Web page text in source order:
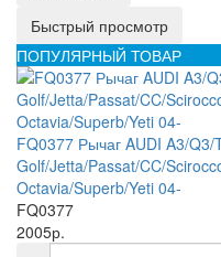
Быстрый просмотр
ПОПУЛЯРНЫЙ ТОВАР
FQ0377 Рычаг AUDI A3/Q3/
Golf/Jetta/Passat/CC/
Octavia/Superb/Yeti 04-
FQ0377
2005р.